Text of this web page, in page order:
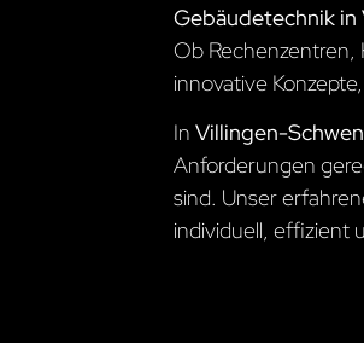
Gebäudetechnik
Ob Rechenzentren,
innovative
InVillingen-
Anforderungen
sind. Unser
individuell, effizient